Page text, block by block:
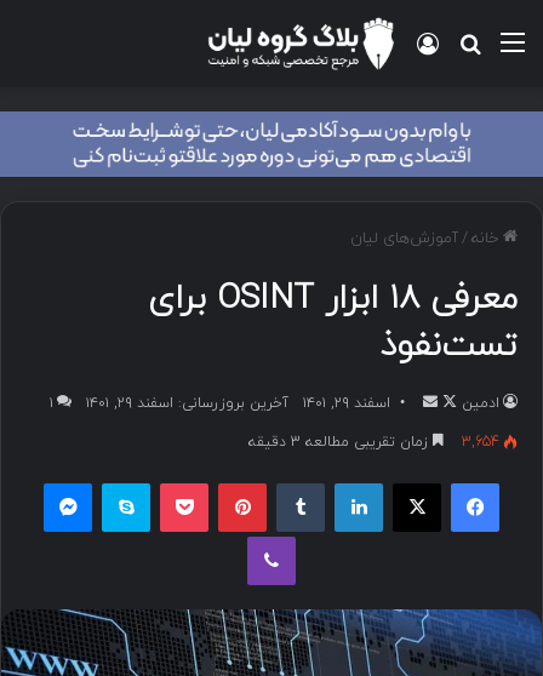
خانه/آموزش‌های لیان
معرفی ۱۸ ابزار OSINT برای
تست‌نفوذ
ادمین اسفند ۲۹, ۱۴۰۱ آخرین بروزرسانی: اسفند ۲۹, ۱۴۰۱
۱
3,654
زمان تقریبی مطالعه 3 دقیقه